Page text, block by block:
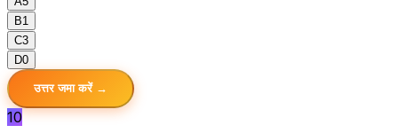
B1
C3
D0
उत्तर जमा करें →
10